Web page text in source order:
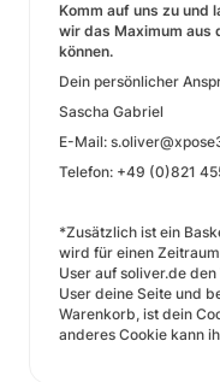
Komm auf uns zu und
wir das Maximum aus
können.
Dein persönlicher
Sascha Gabriel
E-Mail:
Telefon: +49 (0)821
*Zusätzlich ist ein
wird für einen
User auf soliver.de
User deine Seite und
Warenkorb, ist dein
anderes Cookie kann